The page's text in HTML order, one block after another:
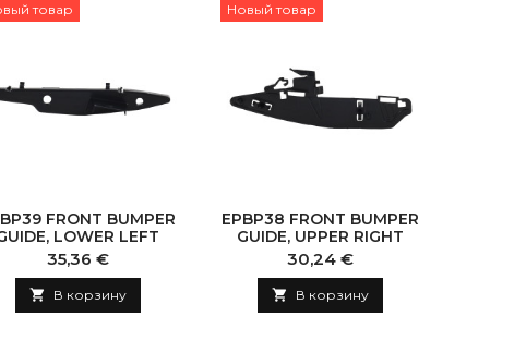
товар
FRONT BUMPER
LOWER LEFT
Цена
35,36 €
 В корзину
Новый товар
EPBP38 FRONT BUMPER
GUIDE, UPPER RIGHT
Цена
30,24 €
 В корзину